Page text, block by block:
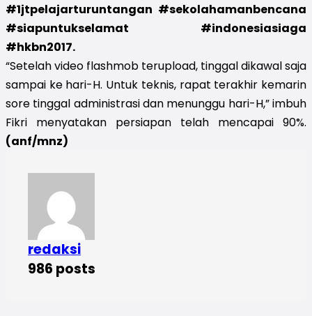
#1jtpelajarturuntangan #sekolahamanbencana
#siapuntukselamat #indonesiasiaga
#hkbn2017.
“Setelah video flashmob terupload, tinggal dikawal saja
sampai ke hari-H. Untuk teknis, rapat terakhir kemarin
sore tinggal administrasi dan menunggu hari-H,” imbuh
Fikri menyatakan persiapan telah mencapai 90%.
(anf/mnz)
redaksi
986 posts